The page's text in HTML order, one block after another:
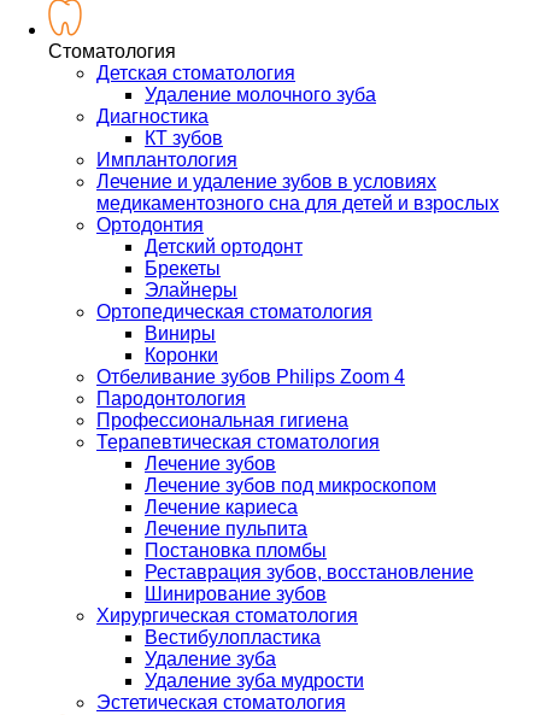
Стоматология
Детская стоматология
Удаление молочного зуба
Диагностика
КТ зубов
Имплантология
Лечение и удаление зубов в условиях
медикаментозного сна для детей и взрослых
Ортодонтия
Детский ортодонт
Брекеты
Элайнеры
Ортопедическая стоматология
Виниры
Коронки
Отбеливание зубов Philips Zoom 4
Пародонтология
Профессиональная гигиена
Терапевтическая стоматология
Лечение зубов
Лечение зубов под микроскопом
Лечение кариеса
Лечение пульпита
Постановка пломбы
Реставрация зубов, восстановление
Шинирование зубов
Хирургическая стоматология
Вестибулопластика
Удаление зуба
Удаление зуба мудрости
Эстетическая стоматология